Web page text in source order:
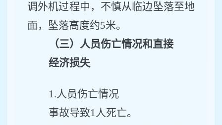
调外机过程中，不慎从临边坠落至地
面，坠落高度约5米。
（三）人员伤亡情况和直接
经济损失
1.人员伤亡情况
事故导致1人死亡。